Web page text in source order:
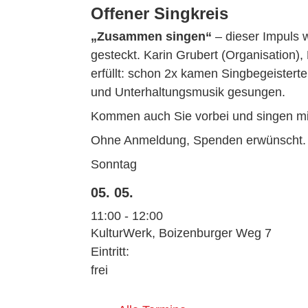
Offener Singkreis
„Zusammen singen“ – dieser Impuls
gesteckt. Karin Grubert
erfüllt: schon 2x kamen
und Unterhaltungsmusik gesungen.
Kommen auch Sie vorbei und singen
Ohne Anmeldung, Spenden erwünscht.
Sonntag
05. 05.
11:00 - 12:00
KulturWerk, Boizenburger Weg 7
Eintritt:
frei